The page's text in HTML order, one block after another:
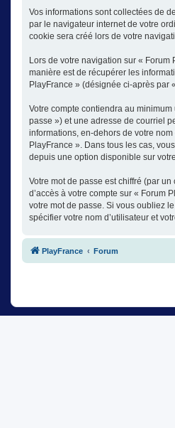
Vos informations sont collectées de
par le navigateur internet de votre
cookie sera créé lors de votre
Lors de votre navigation sur «
manière est de récupérer les
PlayFrance » (désignée ci-après par
Votre compte contiendra au
passe ») et une adresse de courriel
informations, en-dehors de votre
PlayFrance ». Dans tous les cas,
depuis une option disponible sur
Votre mot de passe est chiffré (par
d’accès à votre compte sur « Forum
votre mot de passe. Si vous oubliez
spécifier votre nom d’utilisateur et
PlayFrance Forum